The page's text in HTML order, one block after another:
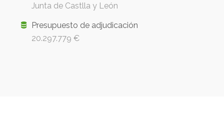
Junta de Castlla y León
Presupuesto de adjudicación
20.297.779 €